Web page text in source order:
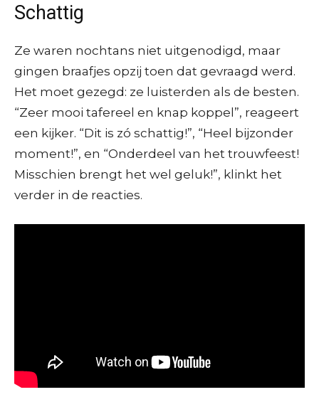
Schattig
Ze waren nochtans niet uitgenodigd, maar
gingen braafjes opzij toen dat gevraagd werd.
Het moet gezegd: ze luisterden als de besten.
“Zeer mooi tafereel en knap koppel”, reageert
een kijker. “Dit is zó schattig!”, “Heel bijzonder
moment!”, en “Onderdeel van het trouwfeest!
Misschien brengt het wel geluk!”, klinkt het
verder in de reacties.